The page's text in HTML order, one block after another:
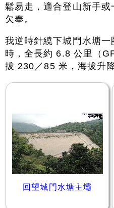
鬆易走，適合登山新手
欠奉。
我逆時針繞下城門水塘
時，全長約 6.8 公里（
拔 230／85 米，海拔升
回望城門水塘主壩